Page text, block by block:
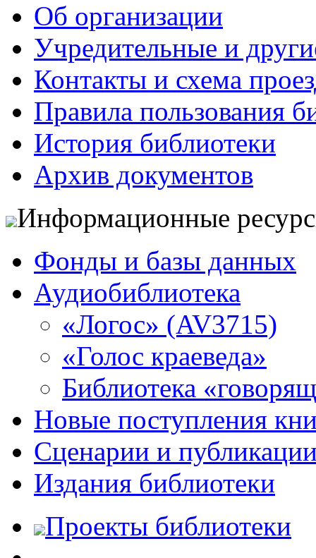
Об организации
Учредительные и
Контакты и схема
Правила пользования
История библиотеки
Архив документов
Информационные
Фонды и базы данных
Аудиобиблиотека
«Логос» (AV3715)
«Голос краеведа»
Библиотека
Новые поступления
Сценарии и
Издания библиотеки
Проекты библиотеки